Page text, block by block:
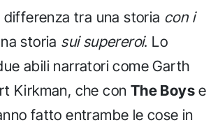
differenza tra una storia con i
storia sui supereroi. Lo
abili narratori come Garth
Kirkman, che con The Boys e
fatto entrambe le cose in